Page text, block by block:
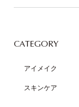
CATEGORY
アイメイク
スキンケア